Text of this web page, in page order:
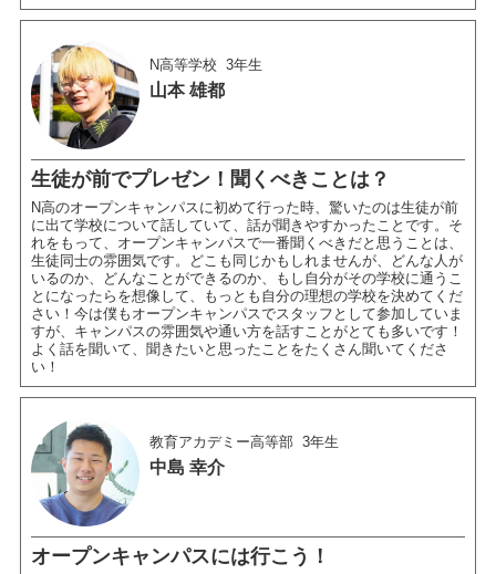
N高等学校 3年生
山本 雄都
生徒が前でプレゼン！聞くべきことは？
N高のオープンキャンパスに初めて行った時、驚いたのは生徒が前
に出て学校について話していて、話が聞きやすかったことです。そ
れをもって、オープンキャンパスで一番聞くべきだと思うことは、
生徒同士の雰囲気です。どこも同じかもしれませんが、どんな人が
いるのか、どんなことができるのか、もし自分がその学校に通うこ
とになったらを想像して、もっとも自分の理想の学校を決めてくだ
さい！今は僕もオープンキャンパスでスタッフとして参加していま
すが、キャンパスの雰囲気や通い方を話すことがとても多いです！
よく話を聞いて、聞きたいと思ったことをたくさん聞いてくださ
い！
教育アカデミー高等部 3年生
中島 幸介
オープンキャンパスには行こう！